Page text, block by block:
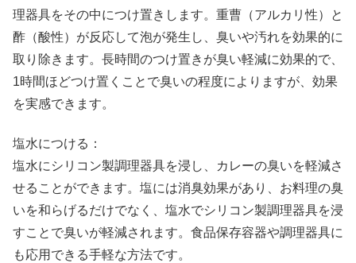
理器具をその中につけ置きします。重曹（アルカリ性）と
酢（酸性）が反応して泡が発生し、臭いや汚れを効果的に
取り除きます。長時間のつけ置きが臭い軽減に効果的で、
1時間ほどつけ置くことで臭いの程度によりますが、効果
を実感できます。
塩水につける：
塩水にシリコン製調理器具を浸し、カレーの臭いを軽減さ
せることができます。塩には消臭効果があり、お料理の臭
いを和らげるだけでなく、塩水でシリコン製調理器具を浸
すことで臭いが軽減されます。食品保存容器や調理器具に
も応用できる手軽な方法です。